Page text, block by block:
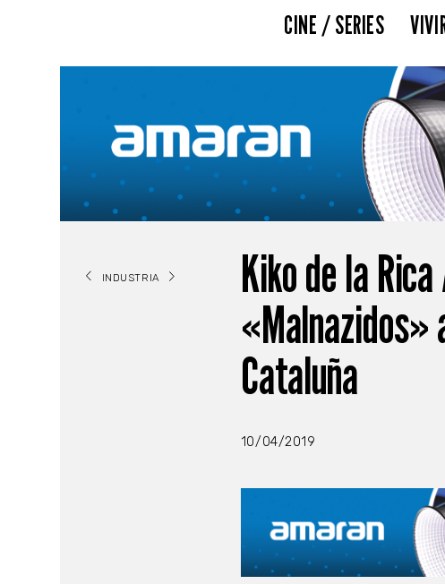
CINE / SERIES
INDUSTRIA
Kiko de la
«Malnazidos»
Cataluña
10/04/2019